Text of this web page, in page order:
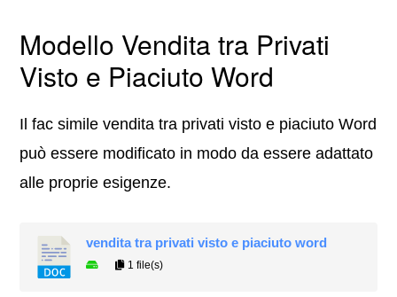
Modello Vendita tra Privati
Visto e Piaciuto Word
Il fac simile vendita tra privati visto e piaciuto Word
può essere modificato in modo da essere adattato
alle proprie esigenze.
vendita tra privati visto e piaciuto word
1 file(s)